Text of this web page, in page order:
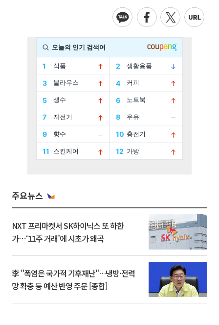
주요뉴스
NXT 프리마켓서 SK하이닉스 또 하한
가⋯‘11주 거래’에 시초가 왜곡
李 "폭염은 국가적 기후재난"…냉방·전력
망 확충 등 예산 반영 주문 [종합]